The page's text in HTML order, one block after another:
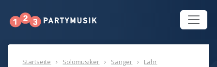
Startseite Solomusiker Sänger Lahr